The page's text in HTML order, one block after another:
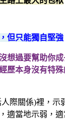
但只能獨自堅強
想過要幫助你
歷本身沒有特
際關係)裡，示
適當地示弱，